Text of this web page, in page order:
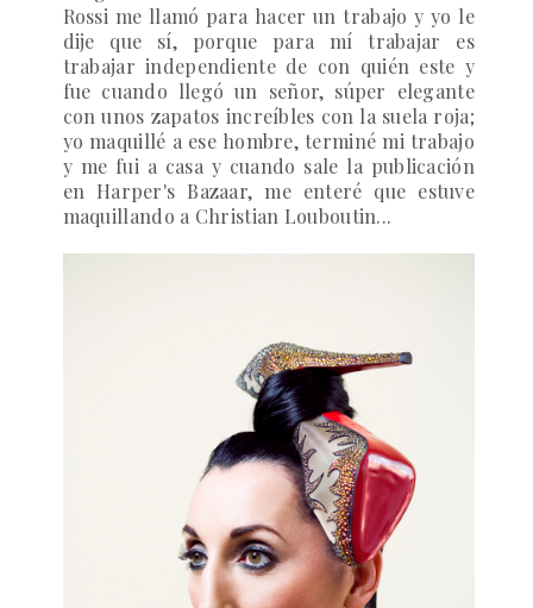
Rossi me llamó para hacer un trabajo y yo le
dije que sí, porque para mí trabajar es
trabajar independiente de con quién este y
fue cuando llegó un señor, súper elegante
con unos zapatos increíbles con la suela roja;
yo maquillé a ese hombre, terminé mi trabajo
y me fui a casa y cuando sale la publicación
en Harper's Bazaar, me enteré que estuve
maquillando a Christian Louboutin...